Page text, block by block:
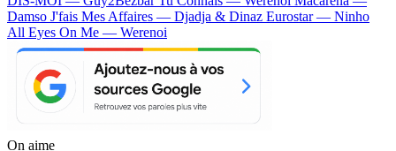
Damso J'fais Mes Affaires — Djadja & Dinaz Eurostar — Ninho
All Eyes On Me — Werenoi
On aime